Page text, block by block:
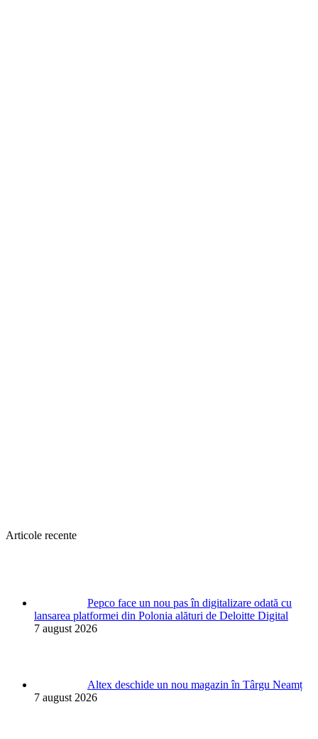
Articole recente
Pepco face un nou pas în digitalizare odată cu
lansarea platformei din Polonia alături de Deloitte Digital
7 august 2026
Altex deschide un nou magazin în Târgu Neamț
7 august 2026